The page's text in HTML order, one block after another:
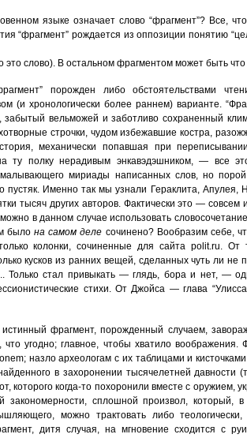
языке означает слово “фрагмент”? Все,
“фрагмент” рождается из оппозиции понятию
это слово). В остальном фрагментом может быть что
порожден либо обстоятельствами
(и хронологически более раннем) варианте.
забытый вельможей и заботливо сохраненный
строчки, чудом избежавшие костра,
механически попавшая при
ту полку нерадивым энкавэдэшником, — все
мириады написанных слов, но
пустяк. Именно так мы узнали Гераклита, Апулея,
тысяч других авторов. Фактически это —
в данном случае использовать
былона самом деле сочинено? Вообразим себе,
колонки, сочиненные для сайта polit.ru. От
кусков из ранних вещей, сделанных чуть ли не
Только стал привыкать — глядь, бора и нет, —
стихи. От Джойса — глава
фрагмент, порожденный случаем,
что угодно; главное, чтобы хватило воображения.
назло археологам с их таблицами и
в захоронении тысячелетней давности
которого когда-то похоронили вместе с
закономерности, сплошной произвол, который,
можно трактовать либо
дитя случая, на мгновение сходится с